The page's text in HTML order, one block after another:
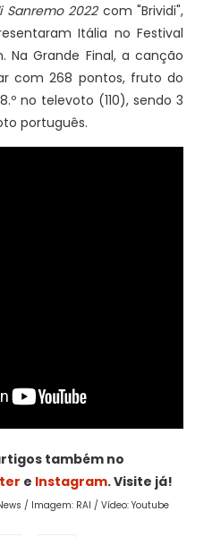
Sanremo 2022com "Brividi",
Itália no Festival
Na Grande Final, a canção
com 268 pontos, fruto do
no televoto (110), sendo 3
português.
também no
e Instagram. Visite já!
/ Imagem: RAI / Vídeo: Youtube